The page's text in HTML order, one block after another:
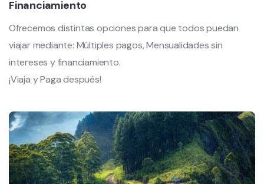
Financiamiento
Ofrecemos distintas opciones para que todos puedan
viajar mediante: Múltiples pagos, Mensualidades sin
intereses y financiamiento.
¡Viaja y Paga después!